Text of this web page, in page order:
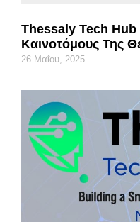
Thessaly Tech Hub
Καινοτόμους Της
26 Μαΐου, 2025